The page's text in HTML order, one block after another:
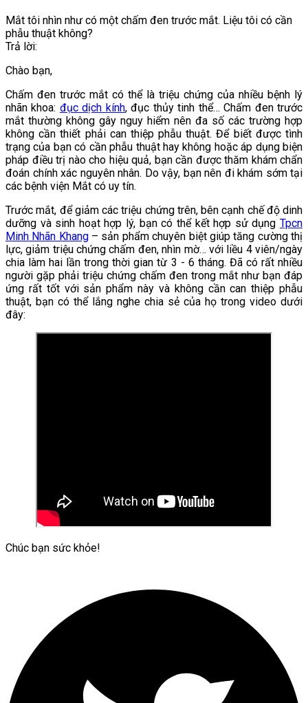
Mắt tôi nhìn như có một chấm đen trước mắt. Liệu tôi có cần
phẫu thuật không?
Trả lời:
Chào bạn,
Chấm đen trước mắt có thể là triệu chứng của nhiều bệnh lý
nhãn khoa: đục dịch kính, đục thủy tinh thể… Chấm đen trước
mắt thường không gây nguy hiểm nên đa số các trường hợp
không cần thiết phải can thiệp phẫu thuật. Để biết được tình
trạng của bạn có cần phẫu thuật hay không hoặc áp dụng biện
pháp điều trị nào cho hiệu quả, bạn cần được thăm khám chẩn
đoán chính xác nguyên nhân. Do vậy, bạn nên đi khám sớm tại
các bệnh viện Mắt có uy tín.
Trước mắt, để giảm các triệu chứng trên, bên cạnh chế độ dinh
dưỡng và sinh hoạt hợp lý, bạn có thể kết hợp sử dụng Tpcn
Minh Nhãn Khang– sản phẩm chuyên biệt giúp tăng cường thị
lực, giảm triệu chứng chấm đen, nhìn mờ… với liều 4 viên/ngày
chia làm hai lần trong thời gian từ 3 - 6 tháng. Đã có rất nhiều
người gặp phải triệu chứng chấm đen trong mắt như bạn đáp
ứng rất tốt với sản phẩm này và không cần can thiệp phẫu
thuật, bạn có thể lắng nghe chia sẻ của họ trong video dưới
đây:
Chúc bạn sức khỏe!